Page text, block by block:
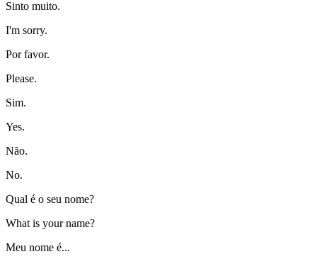
Sinto muito.
I'm sorry.
Por favor.
Please.
Sim.
Yes.
Não.
No.
Qual é o seu nome?
What is your name?
Meu nome é...